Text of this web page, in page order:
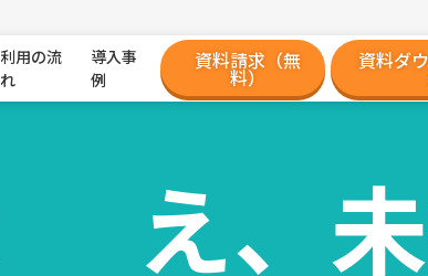
利用の流
れ
導入事
例
資料請求（無
料）
資料ダ
え、